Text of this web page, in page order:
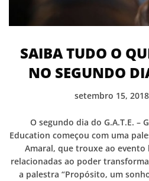
SAIBA TUDO O
NO SEGUNDO
setembro 15, 2018
O segundo dia do G.A.T.E. –
Education começou com uma
Amaral, que trouxe ao evento
relacionadas ao poder
a palestra “Propósito, um